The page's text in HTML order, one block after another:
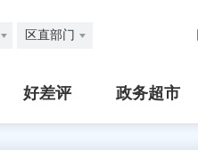
区直部门
好差评 政务超市